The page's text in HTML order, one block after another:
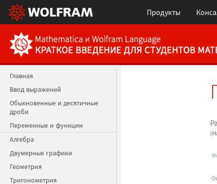
Продукты
Главная
Ввод выражений
Обыкновенные и десятичные
дроби
Переменные и функции
Алгебра
Двумерные графики
Геометрия
Тригонометрия